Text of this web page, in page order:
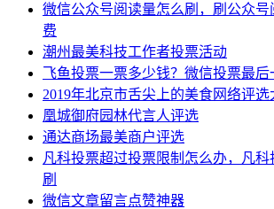
微信公众号阅读量怎么刷，刷公众
费
潮州最美科技工作者投票活动
飞鱼投票一票多少钱？微信投票最后
2019年北京市舌尖上的美食网络评选
凰城御府园林代言人评选
通达商场最美商户评选
凡科投票超过投票限制怎么办，凡
刷
微信文章留言点赞神器